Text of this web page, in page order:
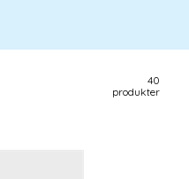
40
produkter